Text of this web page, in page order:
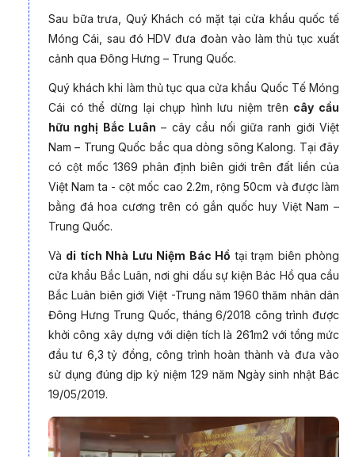
thiên nhiên thiên nhiên, biển cả hữu tình có đôi phần bình yên
làm lòng người thanh thản.
Đông Hưng là một thành phố được hình thành vào đời nhà
Minh và được phát triển mạnh từ đời nhà Thanh, với trên 400
năm lịch sử, thuộc địa phận Phòng Thành Cảng, Quảng Tây,
Trung Quốc. Vị trí địa lý thuận lợi, có vùng phía tây giáp với
Việt Nam và cách TP Móng Cái 100m qua 1 con sông phân
cách giữa 2 quốc gia. Đông Hưng cũng là vùng sinh sống của
dân tộc Kinh Trung Quốc. Đây cũng là quê hương Hoa Kiều
nổi tiếng ở Quảng Tây, hiện tại Đông Hưng có 13 nghìn Hoa
Sau bữa trưa, Quý Khách có mặt tại cửa khẩu quốc tế
Móng Cái, sau đó HDV đưa đoàn vào làm thủ tục xuất
cảnh qua Đông Hưng – Trung Quốc.
Quý khách khi làm thủ tục qua cửa khẩu Quốc Tế Móng
Cái có thể dừng lại chụp hình lưu niệm trên cây cầu
hữu nghị Bắc Luân – cây cầu nối giữa ranh giới Việt
Nam – Trung Quốc bắc qua dòng sông Kalong. Tại đây
có cột mốc 1369 phân định biên giới trên đất liền của
Việt Nam ta - cột mốc cao 2.2m, rộng 50cm và được làm
bằng đá hoa cương trên có gắn quốc huy Việt Nam –
Trung Quốc.
Và di tích Nhà Lưu Niệm Bác Hồ tại trạm biên phòng
cửa khẩu Bắc Luân, nơi ghi dấu sự kiện Bác Hồ qua cầu
Bắc Luân biên giới Việt -Trung năm 1960 thăm nhân dân
Đông Hưng Trung Quốc, tháng 6/2018 công trình được
khởi công xây dựng với diện tích là 261m2 với tổng mức
đầu tư 6,3 tỷ đồng, công trình hoàn thành và đưa vào
sử dụng đúng dịp kỷ niệm 129 năm Ngày sinh nhật Bác
19/05/2019.